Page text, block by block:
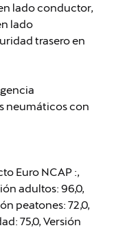
lado conductor,
lado
trasero en
neumáticos con
Euro NCAP :,
adultos: 96,0,
peatones: 72,0,
75,0, Versión